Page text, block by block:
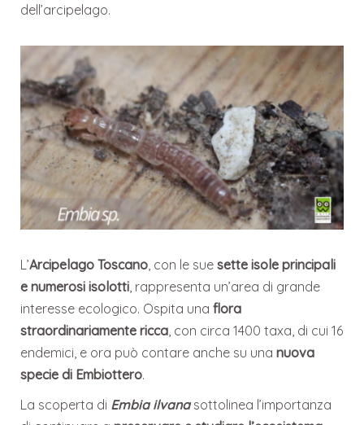
dell’arcipelago.
L’Arcipelago Toscano , con le suesette isole principali
e numerosi isolotti , rappresenta un’area di grande
interesse ecologico. Ospita unaflora
straordinariamente ricca , con circa 1400 taxa, di cui 16
endemici, e ora può contare anche su unanuova
specie di Embiottero.
La scoperta di Embia ilvanasottolinea l’importanza